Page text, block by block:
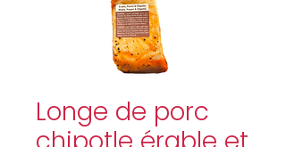
Longe de porc